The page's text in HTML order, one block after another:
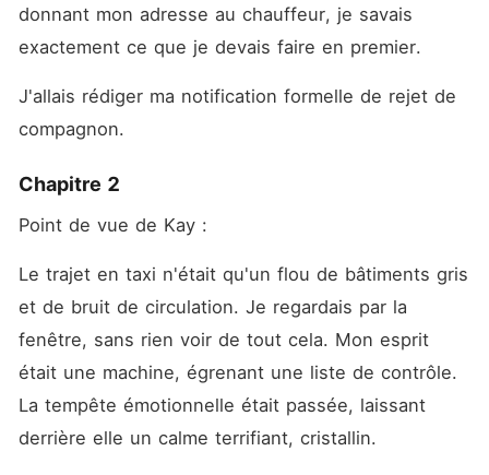
donnant mon adresse au chauffeur, je savais
exactement ce que je devais faire en premier.
J'allais rédiger ma notification formelle de rejet de
compagnon.
Chapitre 2
Point de vue de Kay :
Le trajet en taxi n'était qu'un flou de bâtiments gris
et de bruit de circulation. Je regardais par la
fenêtre, sans rien voir de tout cela. Mon esprit
était une machine, égrenant une liste de contrôle.
La tempête émotionnelle était passée, laissant
derrière elle un calme terrifiant, cristallin.